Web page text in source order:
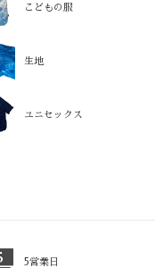
こどもの服
生地
ユニセックス
5営業日